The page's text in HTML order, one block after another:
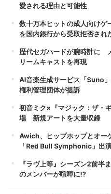
愛される理由と可能性
数十万本ヒットの成人向けゲ
を国内銀行から受取拒否され
歴代セガハードが腕時計に
リームキャストを再現
AI音楽生成サービス「Suno
権利管理団体が提訴
初音ミク×『マジック：ザ・
場 新規アートを大量収録
Awich、ヒップホップとオ
「Red Bull Symphonic」出
『ラヴ上等』シーズン2前
のメンバーが喧嘩に⁉︎